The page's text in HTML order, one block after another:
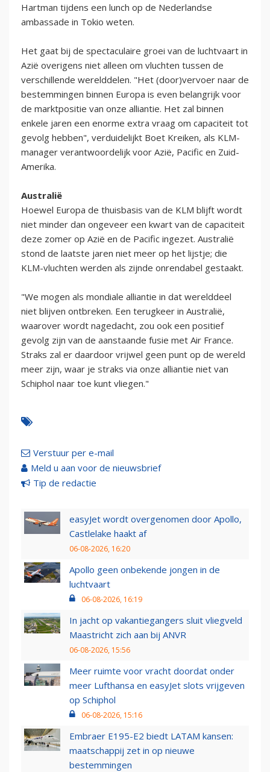
Hartman tijdens een lunch op de Nederlandse
ambassade in Tokio weten.
Het gaat bij de spectaculaire groei van de luchtvaart in
Azië overigens niet alleen om vluchten tussen de
verschillende werelddelen. "Het (door)vervoer naar de
bestemmingen binnen Europa is even belangrijk voor
de marktpositie van onze alliantie. Het zal binnen
enkele jaren een enorme extra vraag om capaciteit tot
gevolg hebben", verduidelijkt Boet Kreiken, als KLM-
manager verantwoordelijk voor Azië, Pacific en Zuid-
Amerika.
Australië
Hoewel Europa de thuisbasis van de KLM blijft wordt
niet minder dan ongeveer een kwart van de capaciteit
deze zomer op Azië en de Pacific ingezet. Australië
stond de laatste jaren niet meer op het lijstje; die
KLM-vluchten werden als zijnde onrendabel gestaakt.
"We mogen als mondiale alliantie in dat werelddeel
niet blijven ontbreken. Een terugkeer in Australië,
waarover wordt nagedacht, zou ook een positief
gevolg zijn van de aanstaande fusie met Air France.
Straks zal er daardoor vrijwel geen punt op de wereld
meer zijn, waar je straks via onze alliantie niet van
Schiphol naar toe kunt vliegen."
Verstuur per e-mail
Meld u aan voor de nieuwsbrief
Tip de redactie
easyJet wordt overgenomen door Apollo,
Castlelake haakt af
06-08-2026, 16:20
Apollo geen onbekende jongen in de
luchtvaart
06-08-2026, 16:19
In jacht op vakantiegangers sluit vliegveld
Maastricht zich aan bij ANVR
06-08-2026, 15:56
Meer ruimte voor vracht doordat onder
meer Lufthansa en easyJet slots vrijgeven
op Schiphol
06-08-2026, 15:16
Embraer E195-E2 biedt LATAM kansen:
maatschappij zet in op nieuwe
bestemmingen